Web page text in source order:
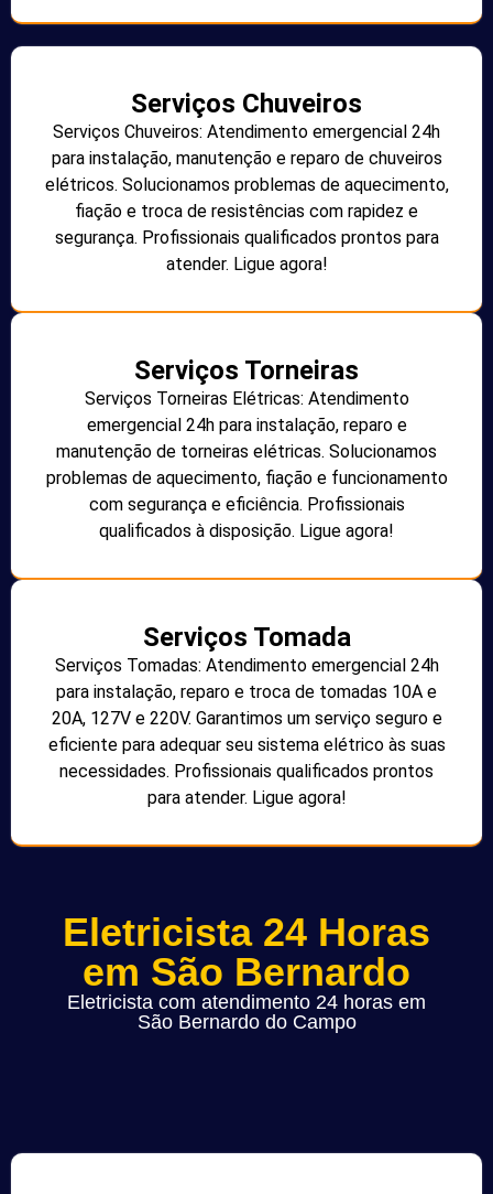
Serviços Chuveiros
Serviços Chuveiros: Atendimento emergencial 24h
para instalação, manutenção e reparo de chuveiros
elétricos. Solucionamos problemas de aquecimento,
fiação e troca de resistências com rapidez e
segurança. Profissionais qualificados prontos para
atender. Ligue agora!
Serviços Torneiras
Serviços Torneiras Elétricas: Atendimento
emergencial 24h para instalação, reparo e
manutenção de torneiras elétricas. Solucionamos
problemas de aquecimento, fiação e funcionamento
com segurança e eficiência. Profissionais
qualificados à disposição. Ligue agora!
Serviços Tomada
Serviços Tomadas: Atendimento emergencial 24h
para instalação, reparo e troca de tomadas 10A e
20A, 127V e 220V. Garantimos um serviço seguro e
eficiente para adequar seu sistema elétrico às suas
necessidades. Profissionais qualificados prontos
para atender. Ligue agora!
Eletricista 24 Horas
em São Bernardo
Eletricista com atendimento 24 horas em
São Bernardo do Campo